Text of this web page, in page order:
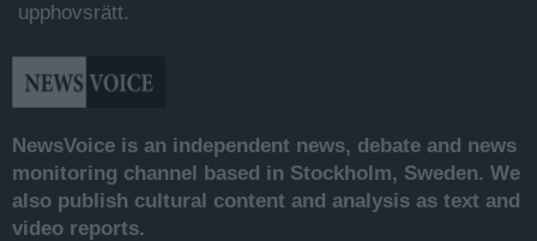
upphovsrätt.
NewsVoice is an independent news, debate and news
monitoring channel based in Stockholm, Sweden. We
also publish cultural content and analysis as text and
video reports.